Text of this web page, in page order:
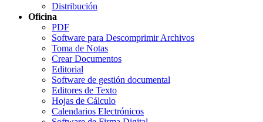
Distribución
Oficina
PDF
Software para Descomprimir Archivos
Toma de Notas
Crear Documentos
Editorial
Software de gestión documental
Editores de Texto
Hojas de Cálculo
Calendarios Electrónicos